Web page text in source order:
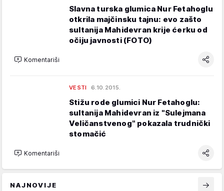
Slavna turska glumica Nur Fetahoglu
otkrila majčinsku tajnu: evo zašto
sultanija Mahidevran krije ćerku od
očiju javnosti (FOTO)
Komentariši
VESTI 6.10.2015.
Stižu rode glumici Nur Fetahoglu:
sultanija Mahidevran iz "Sulejmana
Veličanstvenog" pokazala trudnički
stomačić
Komentariši
NAJNOVIJE